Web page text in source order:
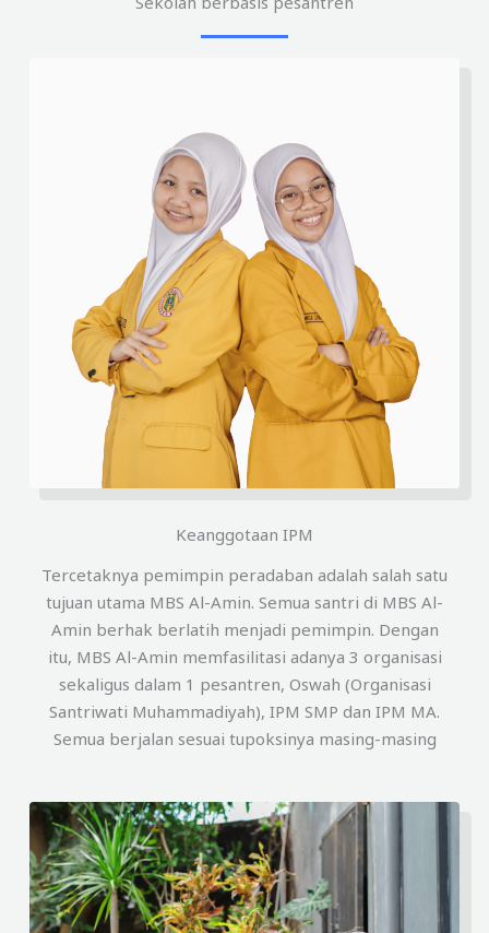
Keanggotaan IPM
Tercetaknya pemimpin peradaban adalah salah satu
tujuan utama MBS Al-Amin. Semua santri di MBS Al-
Amin berhak berlatih menjadi pemimpin. Dengan
itu, MBS Al-Amin memfasilitasi adanya 3 organisasi
sekaligus dalam 1 pesantren, Oswah (Organisasi
Santriwati Muhammadiyah), IPM SMP dan IPM MA.
Semua berjalan sesuai tupoksinya masing-masing